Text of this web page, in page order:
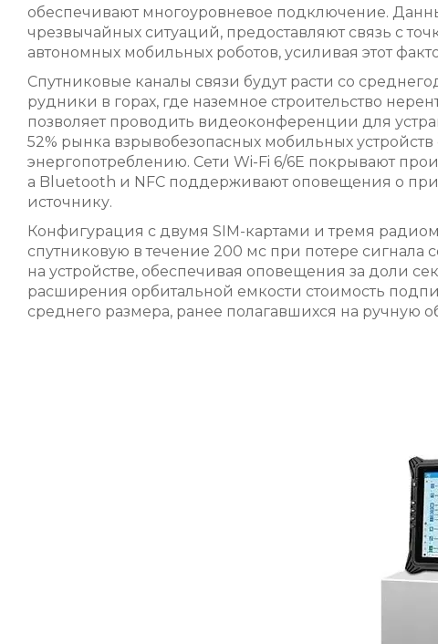
обеспечивают многоуровневое подключение.
чрезвычайных ситуаций, предоставляют связь с
автономных мобильных роботов, усиливая этот
Спутниковые каналы связи будут расти со
рудники в горах, где наземное строительство
позволяет проводить видеоконференции для
52% рынка взрывобезопасных мобильных
энергопотреблению. Сети Wi-Fi 6/6E покрывают
а Bluetooth и NFC поддерживают оповещения о
источнику.
Конфигурация с двумя SIM-картами и тремя
спутниковую в течение 200 мс при потере
на устройстве, обеспечивая оповещения за доли
расширения орбитальной емкости стоимость
среднего размера, ранее полагавшихся на ручную